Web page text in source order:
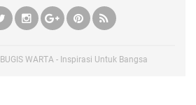
BUGIS WARTA - Inspirasi Untuk Bangsa